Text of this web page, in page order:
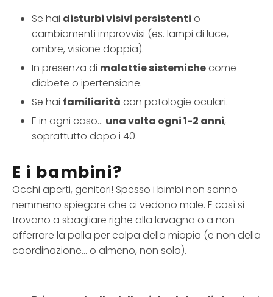
Se hai disturbi visivi persistenti o
cambiamenti improvvisi (es. lampi di luce,
ombre, visione doppia).
In presenza di malattie sistemichecome
diabete o ipertensione.
Se hai familiarità con patologie oculari.
E in ogni caso… una volta ogni 1-2 anni,
soprattutto dopo i 40.
E i bambini?
Occhi aperti, genitori! Spesso i bimbi non sanno
nemmeno spiegare che ci vedono male. E così si
trovano a sbagliare righe alla lavagna o a non
afferrare la palla per colpa della miopia (e non della
coordinazione… o almeno, non solo).